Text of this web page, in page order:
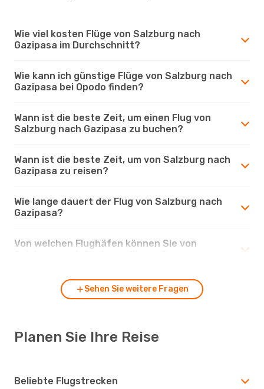
Wie viel kosten Flüge von Salzburg nach
Gazipasa im Durchschnitt?
Wie kann ich günstige Flüge von Salzburg nach
Gazipasa bei Opodo finden?
Wann ist die beste Zeit, um einen Flug von
Salzburg nach Gazipasa zu buchen?
Wann ist die beste Zeit, um von Salzburg nach
Gazipasa zu reisen?
Wie lange dauert der Flug von Salzburg nach
Gazipasa?
Von welchen Flughäfen können Sie von
Sehen Sie weitere Fragen
Planen Sie Ihre Reise
Beliebte Flugstrecken